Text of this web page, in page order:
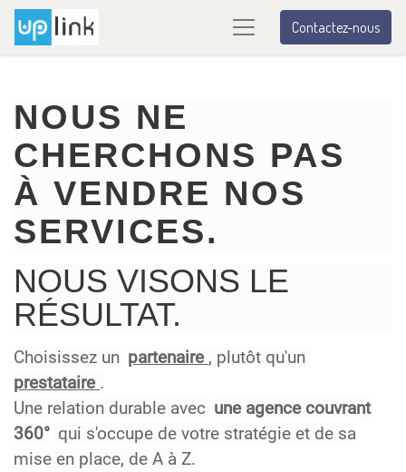
Contactez-nous
NOUS NE
CHERCHONS PAS
À VENDRE NOS
SERVICES.
NOUS VISONS LE
RÉSULTAT.
Choisissez un partenaire , plutôt qu'un
prestataire .
Une relation durable avec une agence couvrant
360° qui s'occupe de votre stratégie et de sa
mise en place, de A à Z.